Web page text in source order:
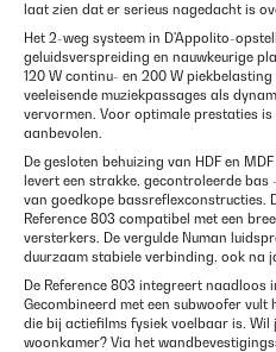
laat zien dat er serieus nagedacht is
Het 2-weg systeem in D'Appolito-
geluidsverspreiding en nauwkeurige
120 W continu- en 200 W
veeleisende muziekpassages als
vervormen. Voor optimale prestaties
aanbevolen.
De gesloten behuizing van HDF en
levert een strakke, gecontroleerde
van goedkope bassreflexconstructies.
Reference 803 compatibel met een
versterkers. De vergulde Numan
duurzaam stabiele verbinding, ook na
De Reference 803 integreert naadloos
Gecombineerd met een subwoofer vult
die bij actiefilms fysiek voelbaar is. Wil
woonkamer? Via het